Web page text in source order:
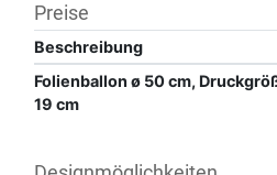
Preise
Beschreibung
Folienballon ø 50 cm,
19 cm